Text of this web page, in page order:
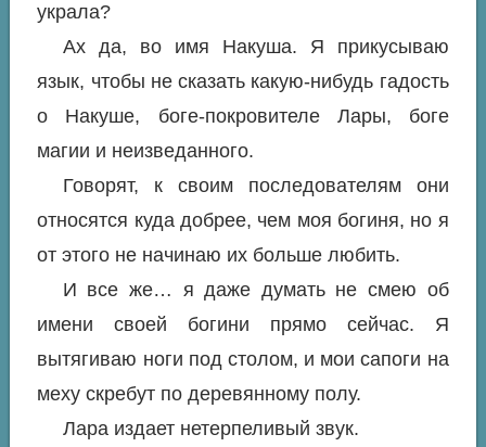
украла?
Ах да, во имя Накуша. Я прикусываю
язык, чтобы не сказать какую-нибудь гадость
о Накуше, боге-покровителе Лары, боге
магии и неизведанного.
Говорят, к своим последователям они
относятся куда добрее, чем моя богиня, но я
от этого не начинаю их больше любить.
И все же… я даже думать не смею об
имени своей богини прямо сейчас. Я
вытягиваю ноги под столом, и мои сапоги на
меху скребут по деревянному полу.
Лара издает нетерпеливый звук.